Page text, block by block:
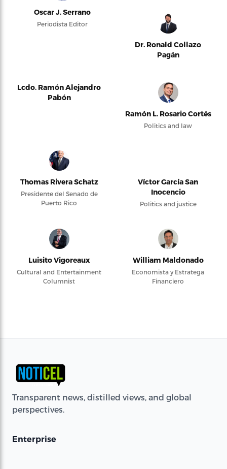
Oscar J. Serrano
Periodista Editor
Dr. Ronald Collazo
Pagán
Lcdo. Ramón Alejandro
Pabón
Ramón L. Rosario Cortés
Politics and law
Thomas Rivera Schatz
Presidente del Senado de
Puerto Rico
Víctor García San
Inocencio
Politics and justice
Luisito Vigoreaux
Cultural and Entertainment
Columnist
William Maldonado
Economista y Estratega
Financiero
Transparent news, distilled views, and global
perspectives.
Enterprise